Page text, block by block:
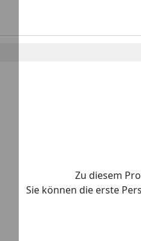
Zu diesem
Sie können die erste